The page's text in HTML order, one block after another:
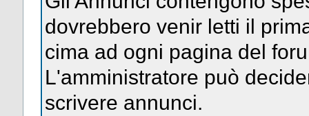
dovrebbero venir letti il
cima ad ogni pagina del
L'amministratore può
scrivere annunci.